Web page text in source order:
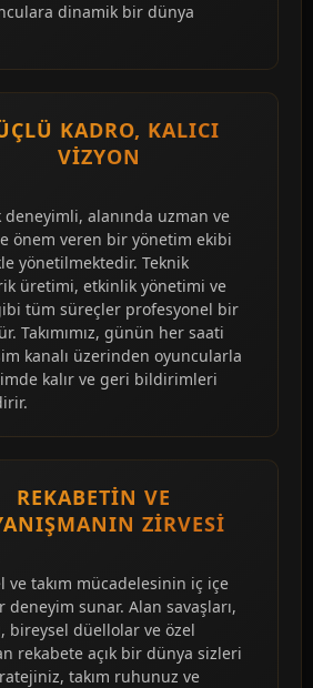
dinamik bir dünya
KADRO, KALICI
VIZYON
deneyimli, alanında uzman ve
önem veren bir yönetim ekibi
yönetilmektedir. Teknik
üretimi, etkinlik yönetimi ve
tüm süreçler profesyonel bir
Takımımız, günün her saati
kanalı üzerinden oyuncularla
kalır ve geri bildirimleri
REKABETIN VE
ZIRVESI
ve takım mücadelesinin iç içe
sunar. Alan savaşları,
bireysel düellolar ve özel
rekabete açık bir dünya sizleri
takım ruhunuz ve